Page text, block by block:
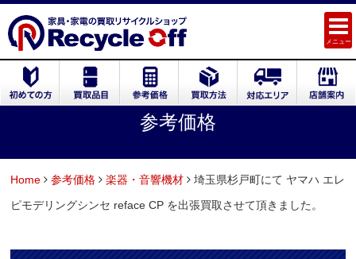
メニュー
参考価格
Home 参考価格 楽器・音響機材
埼玉県杉戸町にて ヤマハ エレ
ピモデリングシンセ reface CP を出張買取させて頂きました。